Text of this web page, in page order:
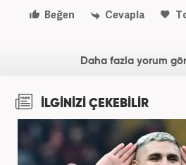
Beğen
Cevapla
Daha fazla yorum
İLGİNİZİ ÇEKEBİLİR